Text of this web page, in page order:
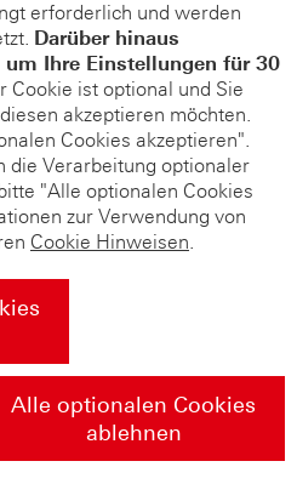
erforderlich und werden
Darüber hinaus
Ihre Einstellungen für 30
Cookie ist optional und Sie
akzeptieren möchten.
Cookies akzeptieren".
die Verarbeitung optionaler
"Alle optionalen Cookies
zur Verwendung von
Cookie Hinweisen.
Alle optionalen Cookies
ablehnen